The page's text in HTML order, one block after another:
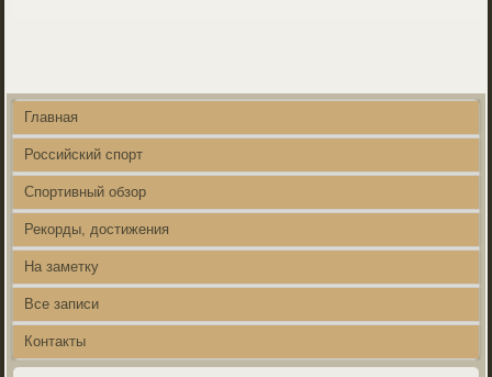
Главная
Российский спорт
Спортивный обзор
Рекорды, достижения
На заметку
Все записи
Контакты